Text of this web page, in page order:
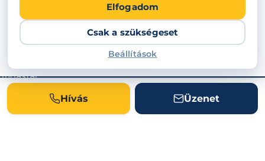
Tudástár
Ajánlatkérés Hívás Üzenet
Beállítások
Csak a szükségeset
Elfogadom